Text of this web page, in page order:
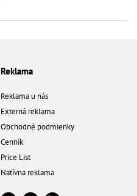
Reklama
Reklama u nás
Externá reklama
Obchodné podmienky
Cenník
Price List
Natívna reklama